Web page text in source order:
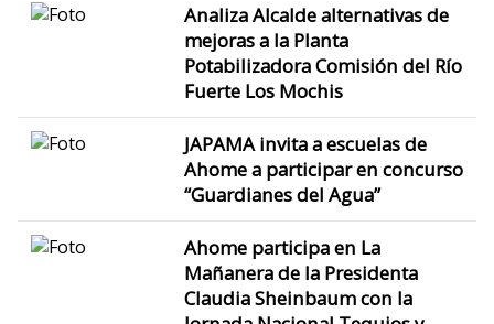
Analiza Alcalde alternativas de
mejoras a la Planta
Potabilizadora Comisión del Río
Fuerte Los Mochis
JAPAMA invita a escuelas de
Ahome a participar en concurso
“Guardianes del Agua”
Ahome participa en La
Mañanera de la Presidenta
Claudia Sheinbaum con la